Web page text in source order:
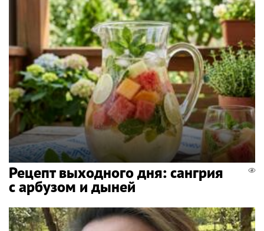
Рецепт выходного дня: сангрия
с арбузом и дыней